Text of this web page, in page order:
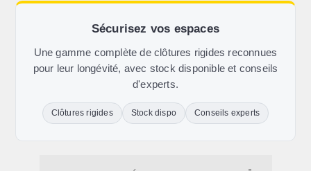
Sécurisez vos espaces
Une gamme complète de clôtures rigides reconnues
pour leur longévité, avec stock disponible et conseils
d'experts.
Clôtures rigides Stock dispo Conseils experts